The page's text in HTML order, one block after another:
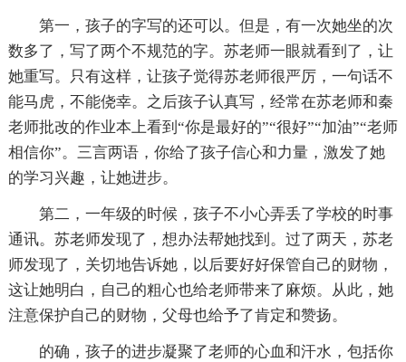
第一，孩子的字写的还可以。但是，有一次她坐的次
数多了，写了两个不规范的字。苏老师一眼就看到了，让
她重写。只有这样，让孩子觉得苏老师很严厉，一句话不
能马虎，不能侥幸。之后孩子认真写，经常在苏老师和秦
老师批改的作业本上看到“你是最好的”“很好”“加油”“老师
相信你”。三言两语，你给了孩子信心和力量，激发了她
的学习兴趣，让她进步。
第二，一年级的时候，孩子不小心弄丢了学校的时事
通讯。苏老师发现了，想办法帮她找到。过了两天，苏老
师发现了，关切地告诉她，以后要好好保管自己的财物，
这让她明白，自己的粗心也给老师带来了麻烦。从此，她
注意保护自己的财物，父母也给予了肯定和赞扬。
的确，孩子的进步凝聚了老师的心血和汗水，包括你